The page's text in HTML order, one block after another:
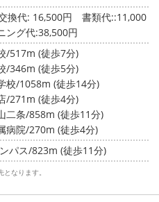
換代: 16,500円
書類代::11,000
ング代:38,500円
/517m (徒歩7分)
/346m (徒歩5分)
校/1058m (徒歩14分)
/271m (徒歩4分)
二条/858m (徒歩11分)
病院/270m (徒歩4分)
パス/823m (徒歩11分)
なります。